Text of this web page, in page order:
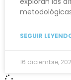
SEGUIR
16 diciembre,